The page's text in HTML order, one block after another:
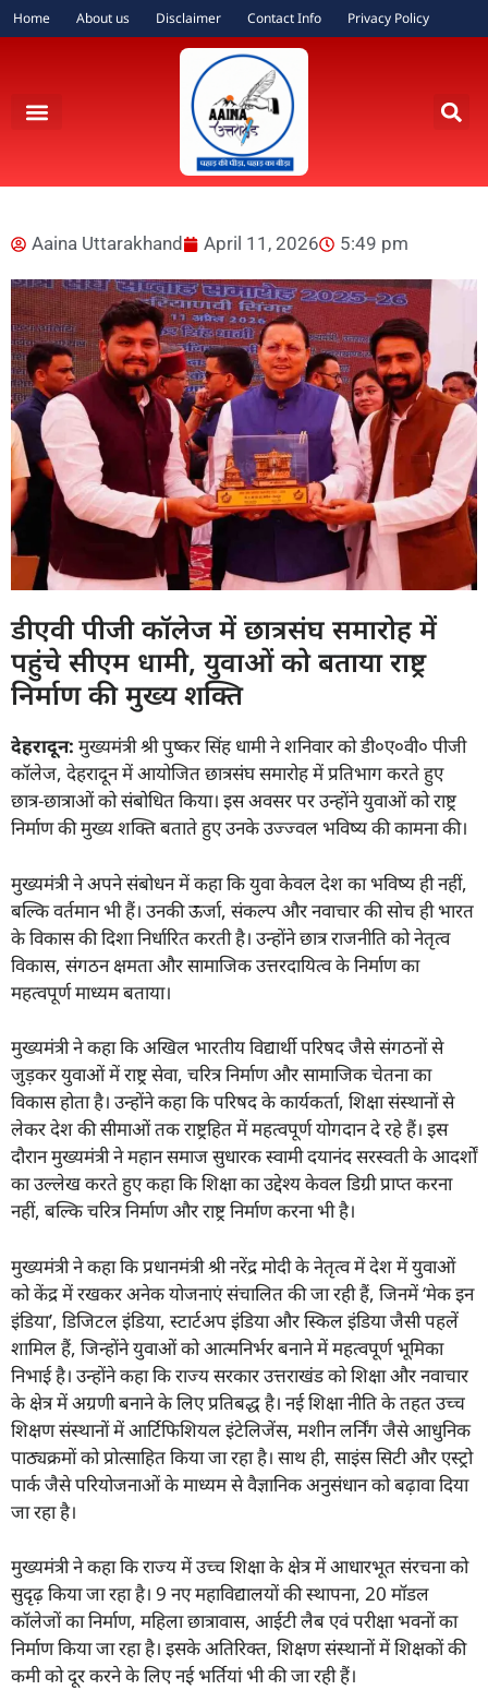
Home About us Disclaimer Contact Info Privacy Policy
Aaina Uttarakhand April 11, 2026 5:49 pm
डीएवी पीजी कॉलेज में छात्रसंघ समारोह में
पहुंचे सीएम धामी, युवाओं को बताया राष्ट्र
निर्माण की मुख्य शक्ति
देहरादून: मुख्यमंत्री श्री पुष्कर सिंह धामी ने शनिवार को डी०ए०वी० पीजी
कॉलेज, देहरादून में आयोजित छात्रसंघ समारोह में प्रतिभाग करते हुए
छात्र-छात्राओं को संबोधित किया। इस अवसर पर उन्होंने युवाओं को राष्ट्र
निर्माण की मुख्य शक्ति बताते हुए उनके उज्ज्वल भविष्य की कामना की।
मुख्यमंत्री ने अपने संबोधन में कहा कि युवा केवल देश का भविष्य ही नहीं,
बल्कि वर्तमान भी हैं। उनकी ऊर्जा, संकल्प और नवाचार की सोच ही भारत
के विकास की दिशा निर्धारित करती है। उन्होंने छात्र राजनीति को नेतृत्व
विकास, संगठन क्षमता और सामाजिक उत्तरदायित्व के निर्माण का
महत्वपूर्ण माध्यम बताया।
मुख्यमंत्री ने कहा कि अखिल भारतीय विद्यार्थी परिषद जैसे संगठनों से
जुड़कर युवाओं में राष्ट्र सेवा, चरित्र निर्माण और सामाजिक चेतना का
विकास होता है। उन्होंने कहा कि परिषद के कार्यकर्ता, शिक्षा संस्थानों से
लेकर देश की सीमाओं तक राष्ट्रहित में महत्वपूर्ण योगदान दे रहे हैं। इस
दौरान मुख्यमंत्री ने महान समाज सुधारक स्वामी दयानंद सरस्वती के आदर्शों
का उल्लेख करते हुए कहा कि शिक्षा का उद्देश्य केवल डिग्री प्राप्त करना
नहीं, बल्कि चरित्र निर्माण और राष्ट्र निर्माण करना भी है।
मुख्यमंत्री ने कहा कि प्रधानमंत्री श्री नरेंद्र मोदी के नेतृत्व में देश में युवाओं
को केंद्र में रखकर अनेक योजनाएं संचालित की जा रही हैं, जिनमें ‘मेक इन
इंडिया’, डिजिटल इंडिया, स्टार्टअप इंडिया और स्किल इंडिया जैसी पहलें
शामिल हैं, जिन्होंने युवाओं को आत्मनिर्भर बनाने में महत्वपूर्ण भूमिका
निभाई है। उन्होंने कहा कि राज्य सरकार उत्तराखंड को शिक्षा और नवाचार
के क्षेत्र में अग्रणी बनाने के लिए प्रतिबद्ध है। नई शिक्षा नीति के तहत उच्च
शिक्षण संस्थानों में आर्टिफिशियल इंटेलिजेंस, मशीन लर्निंग जैसे आधुनिक
पाठ्यक्रमों को प्रोत्साहित किया जा रहा है। साथ ही, साइंस सिटी और एस्ट्रो
पार्क जैसे परियोजनाओं के माध्यम से वैज्ञानिक अनुसंधान को बढ़ावा दिया
जा रहा है।
मुख्यमंत्री ने कहा कि राज्य में उच्च शिक्षा के क्षेत्र में आधारभूत संरचना को
सुदृढ़ किया जा रहा है। 9 नए महाविद्यालयों की स्थापना, 20 मॉडल
कॉलेजों का निर्माण, महिला छात्रावास, आईटी लैब एवं परीक्षा भवनों का
निर्माण किया जा रहा है। इसके अतिरिक्त, शिक्षण संस्थानों में शिक्षकों की
कमी को दूर करने के लिए नई भर्तियां भी की जा रही हैं।